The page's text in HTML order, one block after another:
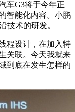
车G3将于今年正
智能化内容。小鹏
技术的研发。
程设计，在加入特
关联。今天我就来
到底在发生怎样的